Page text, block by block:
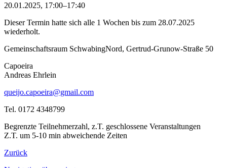
20.01.2025, 17:00–17:40
Dieser Termin hatte sich alle 1 Wochen bis zum 28.07.2025
wiederholt.
Gemeinschaftsraum SchwabingNord, Gertrud-Grunow-Straße 50
Capoeira
Andreas Ehrlein
queijo.capoeira@gmail.com
Tel. 0172 4348799
Begrenzte Teilnehmerzahl, z.T. geschlossene Veranstaltungen
Z.T. um 5-10 min abweichende Zeiten
Zurück